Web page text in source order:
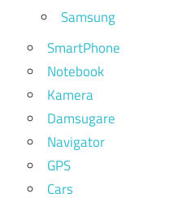
Samsung
SmartPhone
Notebook
Kamera
Damsugare
Navigator
GPS
Cars